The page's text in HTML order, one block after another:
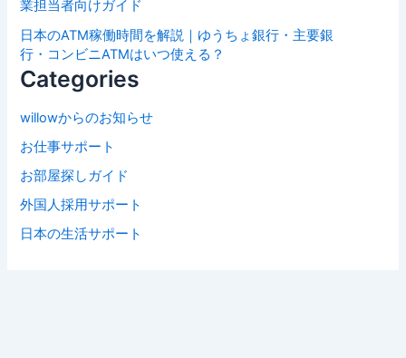
業担当者向けガイド
日本のATM稼働時間を解説｜ゆうちょ銀行・主要銀
行・コンビニATMはいつ使える？
Categories
willowからのお知らせ
お仕事サポート
お部屋探しガイド
外国人採用サポート
日本の生活サポート